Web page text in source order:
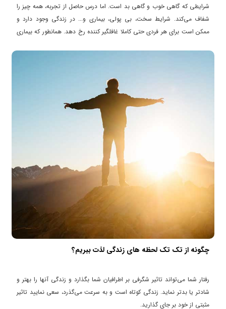
شرایطی که گاهی خوب و گاهی بد است. اما درس حاصل از تجربه، همه چیز را
شفاف می‌کند. شرایط سخت، بی پولی، بیماری و... در زندگی وجود دارد و
ممکن است برای هر فردی حتی کاملا غافلگیر کننده رخ دهد. همانطور که بیماری
چگونه از تک تک لحظه های زندگی لذت ببریم؟
رفتار شما می‌تواند تاثیر شگرفی بر اطرافیان شما بگذارد و زندگی آنها را بهتر و
شادتر یا بدتر نماید. زندگی کوتاه است و به سرعت می‌گذرد، سعی نمایید تاثیر
مثبتی از خود بر جای گذارید.